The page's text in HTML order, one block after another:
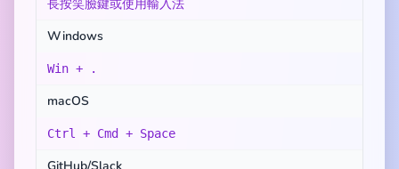
長按笑臉鍵或使用輸入法
Windows
Win + .
macOS
Ctrl + Cmd + Space